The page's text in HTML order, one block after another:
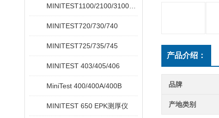
MINITEST720/730/740
MINITEST725/735/745
MINITEST 403/405/406
MiniTest 400/400A/400B
MINITEST 650 EPK测厚仪
产品介绍：
品牌
产地类别